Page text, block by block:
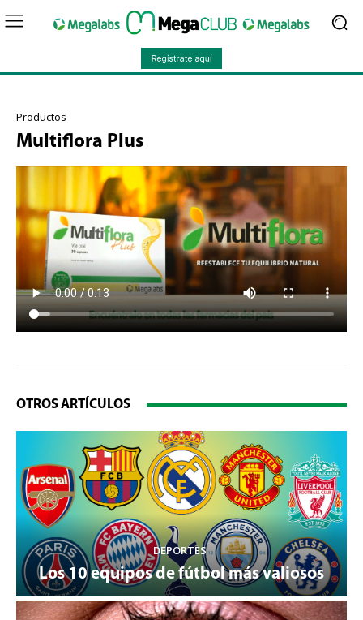
Productos
Multiflora Plus
OTROS ARTÍCULOS
DEPORTES
Los 10 equipos de fútbol más valiosos